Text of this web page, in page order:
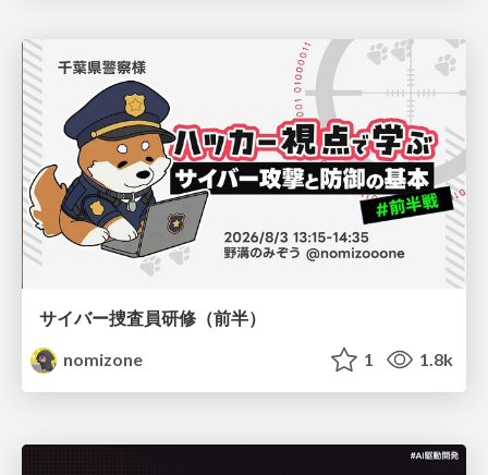
サイバー捜査員研修（前半）
nomizone
1 1.8k